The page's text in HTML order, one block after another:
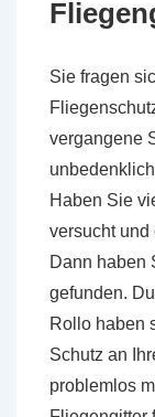
Sie fragen
vergangene
Haben Sie
versucht
Dann haben
gefunden.
Rollo haben
Schutz an
problemlos